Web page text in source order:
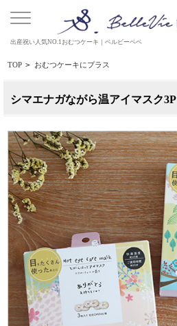
出産祝い人気NO.1おむつケーキ｜ベルビーベベ
TOP > おむつケーキにプラス
シマエナガながら温アイマスク3P